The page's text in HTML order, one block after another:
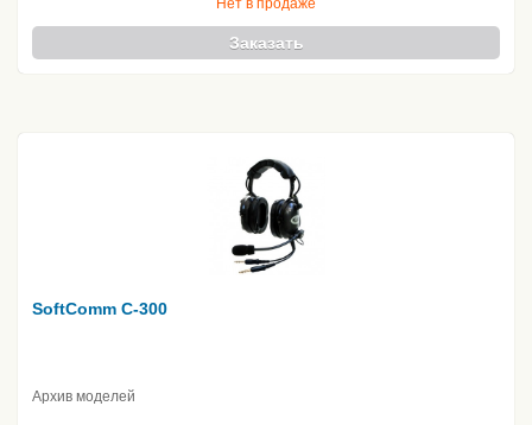
Нет в продаже
Заказать
SoftComm C-300
Архив моделей